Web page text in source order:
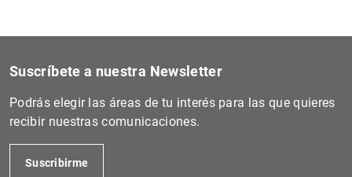
Suscríbete a nuestra Newsletter
Podrás elegir las áreas de tu interés para las que quieres
recibir nuestras comunicaciones.
Suscribirme